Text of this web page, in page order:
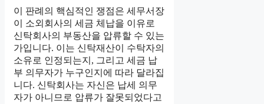
이 판례의 핵심적인 쟁점은 세무서장
이 소외회사의 세금 체납을 이유로
신탁회사의 부동산을 압류할 수 있는
가입니다. 이는 신탁재산이 수탁자의
소유로 인정되는지, 그리고 세금 납
부 의무자가 누구인지에 따라 달라집
니다. 신탁회사는 자신은 납세 의무
자가 아니므로 압류가 잘못되었다고